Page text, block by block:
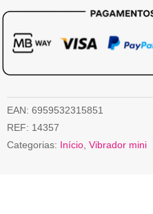
EAN: 6959532315851
REF: 14357
Categorias: Início Vibrador mini